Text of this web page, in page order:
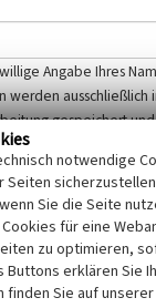
Angabe Ihres
werden ausschließlich
gespeichert
diese
Europäischen
behandelt, beachten
notwendige
Sie die Seite
für eine
zu optimieren,
Buttons erklären Sie
Sie auf